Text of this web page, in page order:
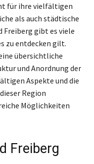
für ihre vielfältigen
als auch städtische
Freiberg gibt es viele
zu entdecken gilt.
übersichtliche
und Anordnung der
Aspekte und die
Region
Möglichkeiten
Freiberg